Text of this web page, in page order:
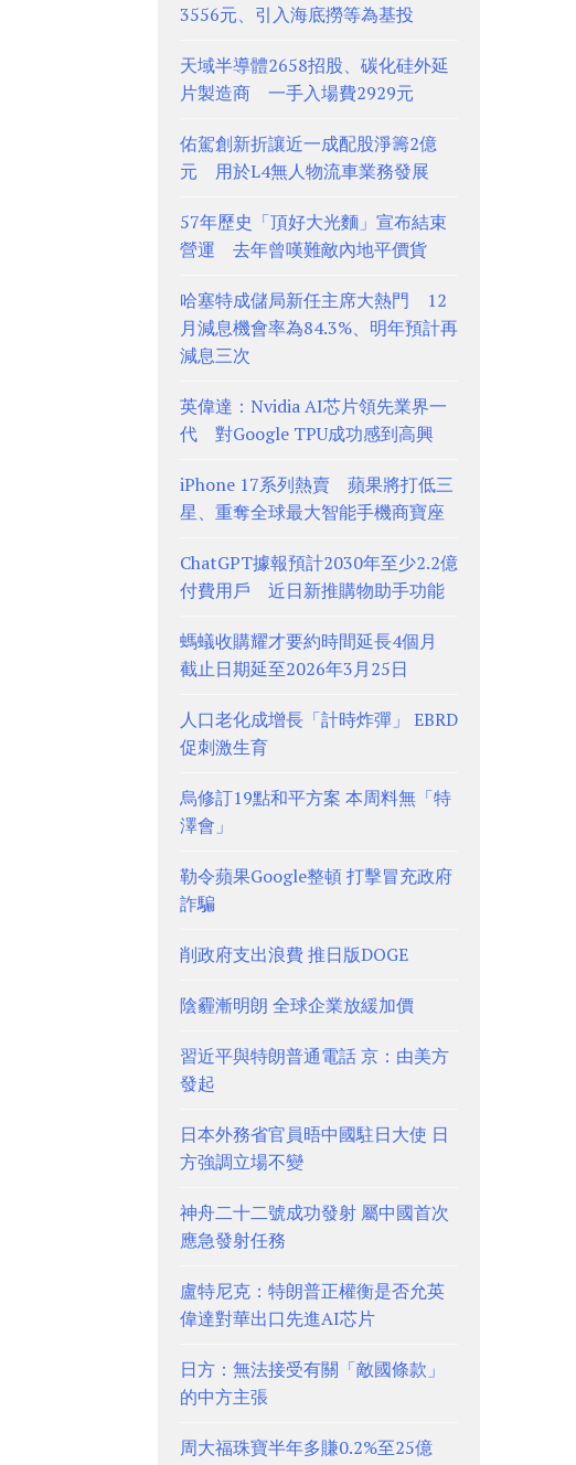
3556元、引入海底撈等為基投
天域半導體2658招股、碳化硅外延
片製造商 一手入場費2929元
佑駕創新折讓近一成配股淨籌2億
元 用於L4無人物流車業務發展
57年歷史「頂好大光麵」宣布結束
營運 去年曾嘆難敵內地平價貨
哈塞特成儲局新任主席大熱門 12
月減息機會率為84.3%、明年預計再
減息三次
英偉達：Nvidia AI芯片領先業界一
代 對Google TPU成功感到高興
iPhone 17系列熱賣 蘋果將打低三
星、重奪全球最大智能手機商寶座
ChatGPT據報預計2030年至少2.2億
付費用戶 近日新推購物助手功能
螞蟻收購耀才要約時間延長4個月
截止日期延至2026年3月25日
人口老化成增長「計時炸彈」 EBRD
促刺激生育
烏修訂19點和平方案 本周料無「特
澤會」
勒令蘋果Google整頓 打擊冒充政府
詐騙
削政府支出浪費 推日版DOGE
陰霾漸明朗 全球企業放緩加價
習近平與特朗普通電話 京：由美方
發起
日本外務省官員晤中國駐日大使 日
方強調立場不變
神舟二十二號成功發射 屬中國首次
應急發射任務
盧特尼克：特朗普正權衡是否允英
偉達對華出口先進AI芯片
日方：無法接受有關「敵國條款」
的中方主張
周大福珠寶半年多賺0.2%至25億